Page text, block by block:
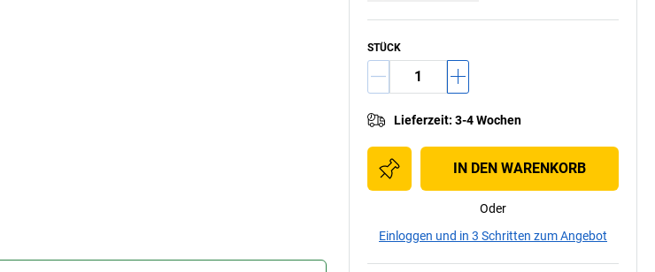
STÜCK
Lieferzeit: 3-4 Wochen
IN DEN WARENKORB
Oder
Einloggen und in 3 Schritten zum Angebot